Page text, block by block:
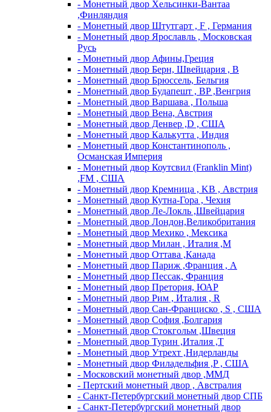
- Монетный двор Хельсинки-Вантаа
,Финляндия
- Монетный двор Штутгарт , F , Германия
- Монетный двор Ярославль , Московская
Русь
- Монетный двор Афины,Греция
- Монетный двор Берн, Швейцария , В
- Монетный двор Брюссель, Бельгия
- Монетный двор Будапешт , BP ,Венгрия
- Монетный двор Варшава , Польша
- Монетный двор Вена, Австрия
- Монетный двор Денвер ,D , США
- Монетный двор Калькутта , Индия
- Монетный двор Константинополь ,
Османская Империя
- Монетный двор Коутсвил (Franklin Mint)
,FM , США
- Монетный двор Кремница , KB , Австрия
- Монетный двор Кутна-Гора , Чехия
- Монетный двор Ле-Локль ,Швейцария
- Монетный двор Лондон,Великобритания
- Монетный двор Мехико , Мексика
- Монетный двор Милан , Италия ,M
- Монетный двор Оттава ,Канада
- Монетный двор Париж ,Франция , A
- Монетный двор Пессак, Франция
- Монетный двор Претория, ЮАР
- Монетный двор Рим , Италия , R
- Монетный двор Сан-Франциско , S , США
- Монетный двор София ,Болгария
- Монетный двор Стокгольм ,Швеция
- Монетный двор Турин ,Италия ,T
- Монетный двор Утрехт ,Нидерланды
- Монетный двор Филадельфия ,P , США
- Московский монетный двор ,ММД
- Пертский монетный двор , Австралия
- Санкт-Петербургский монетный двор СПБ
- Санкт-Петербургский монетный двор